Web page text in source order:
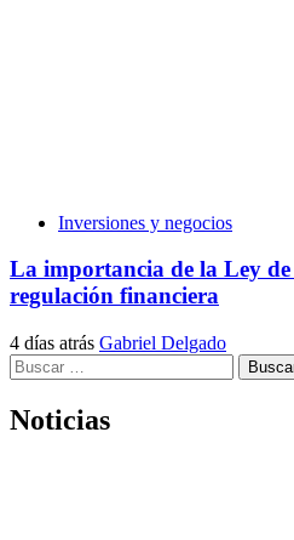
Inversiones y negocios
La importancia de la Ley de
regulación financiera
4 días atrás Gabriel Delgado
Buscar:
Noticias